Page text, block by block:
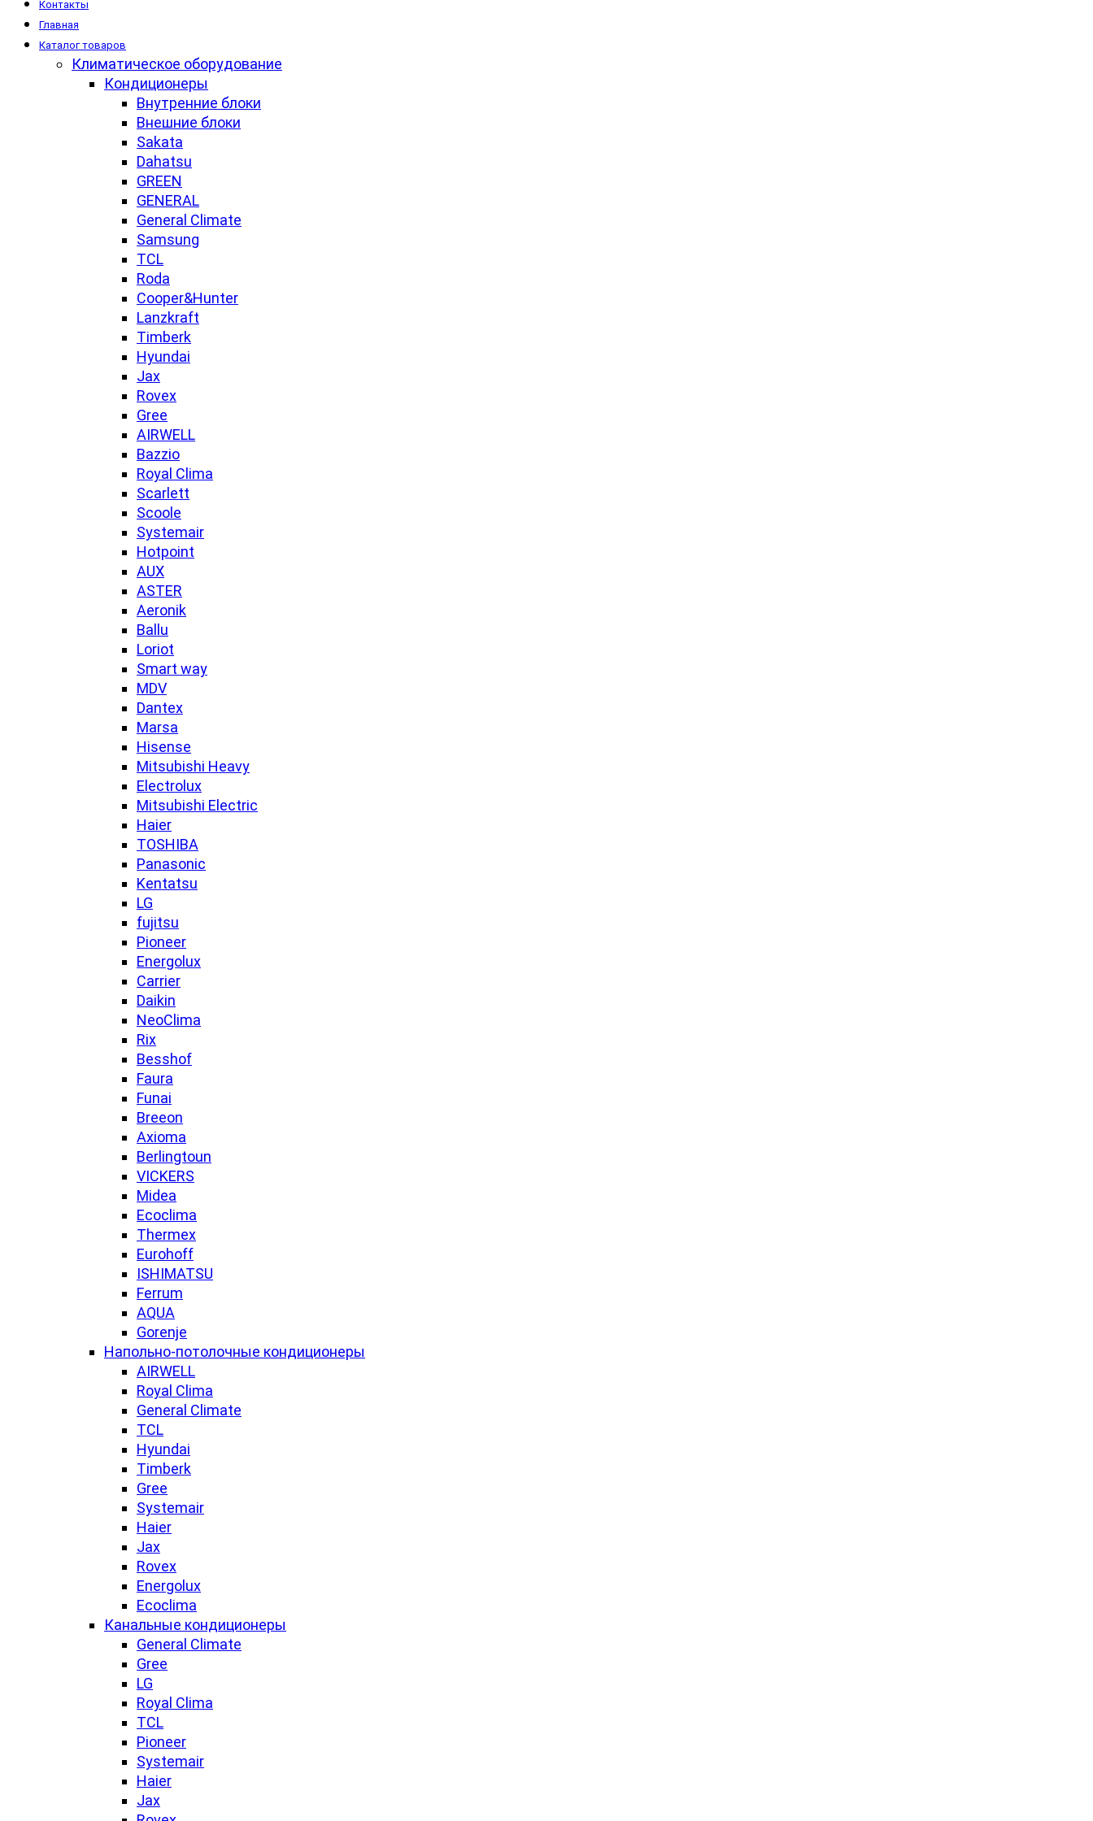
Контакты
Главная
Каталог товаров
Климатическое оборудование
Кондиционеры
Внутренние блоки
Внешние блоки
Sakata
Dahatsu
GREEN
GENERAL
General Climate
Samsung
TCL
Roda
Cooper&Hunter
Lanzkraft
Timberk
Hyundai
Jax
Rovex
Gree
AIRWELL
Bazzio
Royal Clima
Scarlett
Scoole
Systemair
Hotpoint
AUX
ASTER
Aeronik
Ballu
Loriot
Smart way
MDV
Dantex
Marsa
Hisense
Mitsubishi Heavy
Electrolux
Mitsubishi Electric
Haier
TOSHIBA
Panasonic
Kentatsu
LG
fujitsu
Pioneer
Energolux
Carrier
Daikin
NeoClima
Rix
Besshof
Faura
Funai
Breeon
Axioma
Berlingtoun
VICKERS
Midea
Ecoclima
Thermex
Eurohoff
ISHIMATSU
Ferrum
AQUA
Gorenje
Напольно-потолочные кондиционеры
AIRWELL
Royal Clima
General Climate
TCL
Hyundai
Timberk
Gree
Systemair
Haier
Jax
Rovex
Energolux
Ecoclima
Канальные кондиционеры
General Climate
Gree
LG
Royal Clima
TCL
Pioneer
Systemair
Haier
Jax